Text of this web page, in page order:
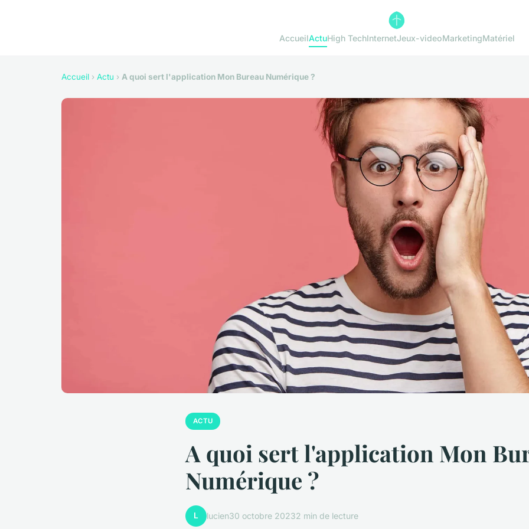
AccueilActuHigh TechInternetJeux-videoMarketingMatériel
Accueil › Actu › A quoi sert l'application Mon Bureau Numérique ?
ACTU
A quoi sert l'application Mon
Numérique ?
L lucien30 octobre 20232 min de lecture